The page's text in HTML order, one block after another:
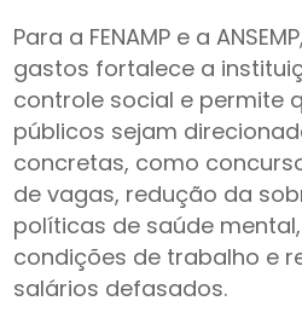
Para a FENAMP e a
gastos fortalece a
controle social e permite
públicos sejam
concretas, como
de vagas, redução da
políticas de saúde
condições de trabalho e
salários defasados.